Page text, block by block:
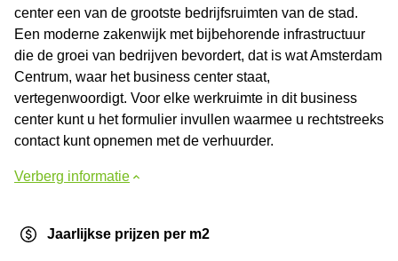
center een van de grootste bedrijfsruimten van de stad.
Een moderne zakenwijk met bijbehorende infrastructuur
die de groei van bedrijven bevordert, dat is wat Amsterdam
Centrum, waar het business center staat,
vertegenwoordigt. Voor elke werkruimte in dit business
center kunt u het formulier invullen waarmee u rechtstreeks
contact kunt opnemen met de verhuurder.
Verberg informatie
Jaarlijkse prijzen per m2